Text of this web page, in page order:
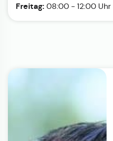
Freitag: 08:00 - 12:00 Uhr